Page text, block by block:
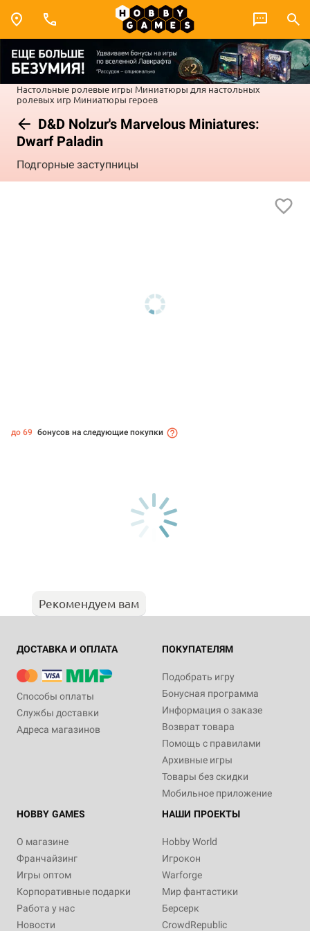
Настольные ролевые игры Миниатюры для настольных
ролевых игр Миниатюры героев
D&D Nolzur's Marvelous Miniatures:
Dwarf Paladin
Подгорные заступницы
до 69 бонусов на следующие покупки
Рекомендуем вам
ДОСТАВКА И ОПЛАТА
Способы оплаты
Службы доставки
Адреса магазинов
ПОКУПАТЕЛЯМ
Подобрать игру
Бонусная программа
Информация о заказе
Возврат товара
Помощь с правилами
Архивные игры
Товары без скидки
Мобильное приложение
HOBBY GAMES
О магазине
Франчайзинг
Игры оптом
Корпоративные подарки
Работа у нас
Новости
НАШИ ПРОЕКТЫ
Hobby World
Игрокон
Warforge
Мир фантастики
Берсерк
CrowdRepublic